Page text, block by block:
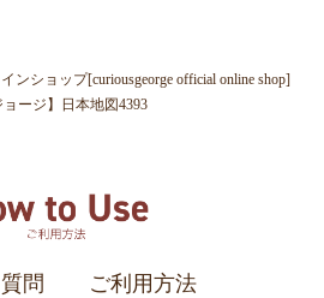
ンショップ[curiousgeorge official online shop]
ョージ】日本地図4393
問 ご利用方法